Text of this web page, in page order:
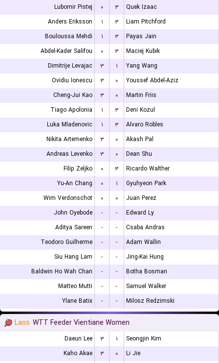
Lubomir Pistej
۰ ۳
Quek Izaac
Anders Eriksson
۱ ۳
Liam Pitchford
Bouloussa Mehdi
۱ ۳
Payas Jain
Abdel-Kader Salifou
۰ ۳
Maciej Kubik
Dimitrije Levajac
۳ ۱
Yang Wang
Ovidiu Ionescu
۳ ۰
Youssef Abdel-Aziz
Cheng-Jui Kao
۳ ۰
Martin Friis
Tiago Apolonia
۱ ۳
Deni Kozul
Luka Mladenovic
۱ ۳
Alvaro Robles
Nikita Artemenko
۳ ۰
Akash Pal
Andreas Levenko
۳ ۰
Dean Shu
Filip Zeljko
۰ ۳
Ricardo Walther
Yu-An Chang
۰ ۱
Gyuhyeon Park
Wim Verdonschot
۰ ۰
Juan Perez
John Oyebode
- -
Edward Ly
Aditya Sareen
- -
Csaba Andras
Teodoro Guilherme
- -
Adam Wallin
Siu Hang Lam
- -
Jing-Kai Hung
Baldwin Ho Wah Chan
- -
Botha Bosman
Matteo Mutti
- -
Samuel Walker
Ylane Batix
- - Milosz Redzimski
Laos WTT Feeder Vientiane Women
Daeun Lee ۳ ۱
Seongjin Kim
Kaho Akae
۳ ۰
Li Jie